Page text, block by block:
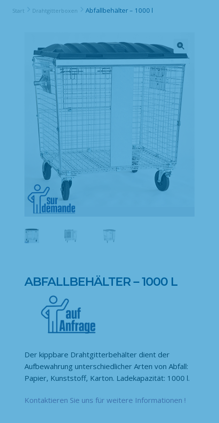
Start Drahtgitterboxen Abfallbehälter – 1000 l
ABFALLBEHÄLTER – 1000 L
Der kippbare Drahtgitterbehälter dient der
Aufbewahrung unterschiedlicher Arten von Abfall:
Papier, Kunststoff, Karton. Ladekapazität: 1000 l.
Kontaktieren Sie uns für weitere Informationen !